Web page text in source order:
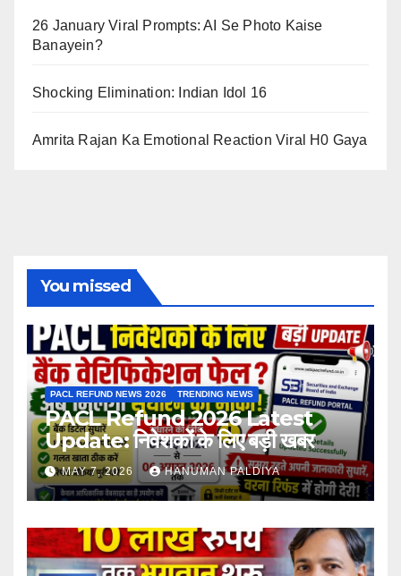
26 January Viral Prompts: AI Se Photo Kaise
Banayein?
Shocking Elimination: Indian Idol 16
Amrita Rajan Ka Emotional Reaction Viral H0 Gaya
You missed
PACL REFUND NEWS 2026 TRENDING NEWS
PACL Refund 2026 Latest
Update: निवेशकों के लिए बड़ी खबर
MAY 7, 2026 HANUMAN PALDIYA